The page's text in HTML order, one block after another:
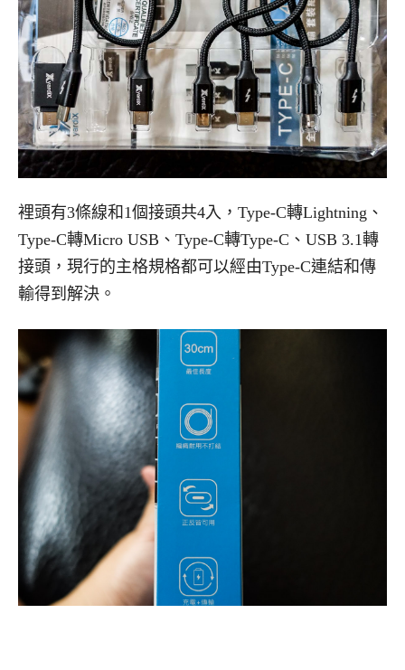
裡頭有3條線和1個接頭共4入，Type-C轉Lightning、
Type-C轉Micro USB、Type-C轉Type-C、USB 3.1轉
接頭，現行的主格規格都可以經由Type-C連結和傳
輸得到解決。